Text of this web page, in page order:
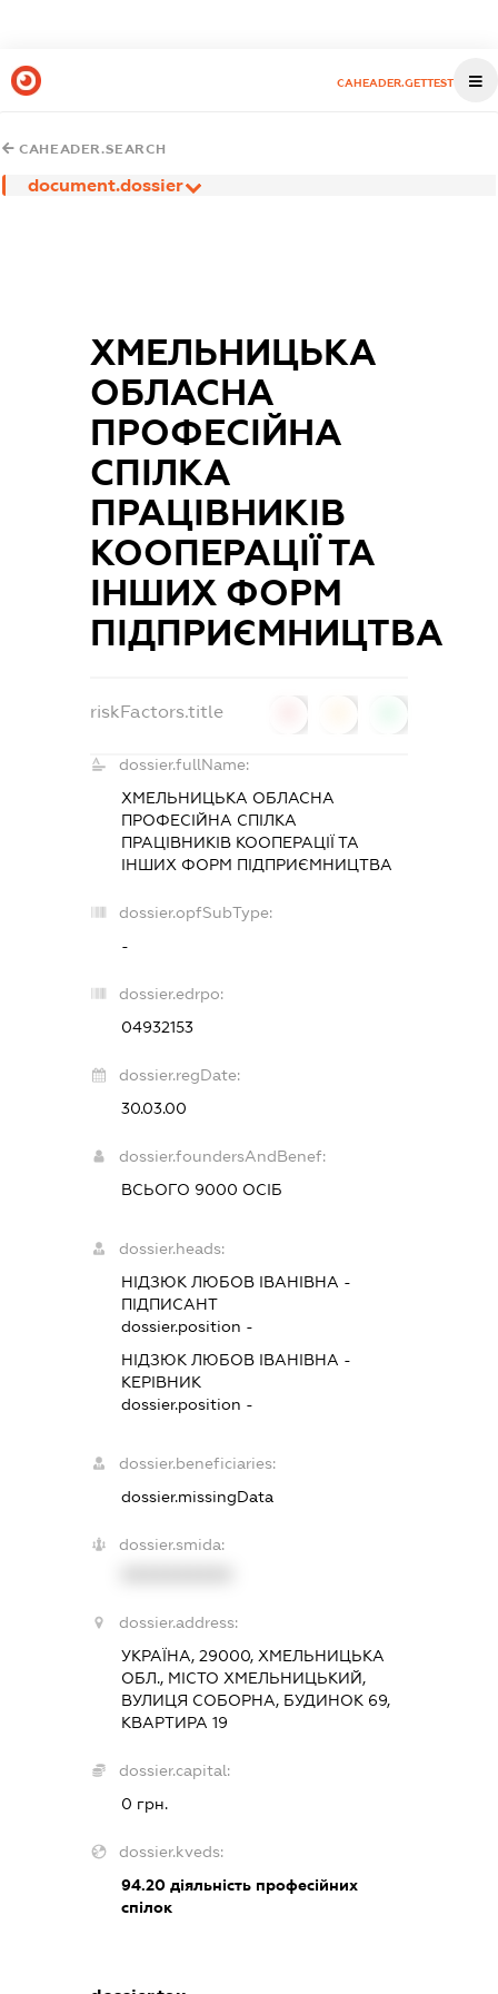
CAHEADER.GETTEST
CAHEADER.SEARCH
document.dossier
ХМЕЛЬНИЦЬКА
ОБЛАСНА
ПРОФЕСІЙНА
СПІЛКА
ПРАЦІВНИКІВ
КООПЕРАЦІЇ ТА
ІНШИХ ФОРМ
ПІДПРИЄМНИЦТВА
riskFactors.title
dossier.fullName:
ХМЕЛЬНИЦЬКА ОБЛАСНА
ПРОФЕСІЙНА СПІЛКА
ПРАЦІВНИКІВ КООПЕРАЦІЇ ТА
ІНШИХ ФОРМ ПІДПРИЄМНИЦТВА
dossier.opfSubType:
-
dossier.edrpo:
04932153
dossier.regDate:
30.03.00
dossier.foundersAndBenef:
ВСЬОГО 9000 ОСІБ
dossier.heads:
НІДЗЮК ЛЮБОВ ІВАНІВНА -
ПІДПИСАНТ
dossier.position -
НІДЗЮК ЛЮБОВ ІВАНІВНА -
КЕРІВНИК
dossier.position -
dossier.beneficiaries:
dossier.missingData
dossier.smida:
dossier.address:
УКРАЇНА, 29000, ХМЕЛЬНИЦЬКА
ОБЛ., МІСТО ХМЕЛЬНИЦЬКИЙ,
ВУЛИЦЯ СОБОРНА, БУДИНОК 69,
КВАРТИРА 19
dossier.capital:
0 грн.
dossier.kveds:
94.20 діяльність професійних
спілок